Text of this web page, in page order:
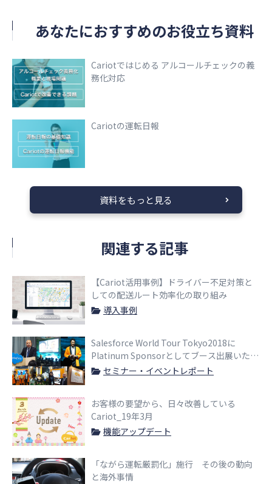
あなたにおすすめのお役立ち資料
Cariotではじめる アルコールチェックの義
務化対応
Cariotの運転日報
資料をもっと見る
関連する記事
【Cariot活用事例】ドライバー不足対策と
しての配送ルート効率化の取り組み
導入事例
Salesforce World Tour Tokyo2018に
Platinum Sponsorとしてブース出展いたし
ました。
セミナー・イベントレポート
お客様の要望から、日々改善している
Cariot_19年3月
機能アップデート
「ながら運転厳罰化」施行 その後の動向
と海外事情